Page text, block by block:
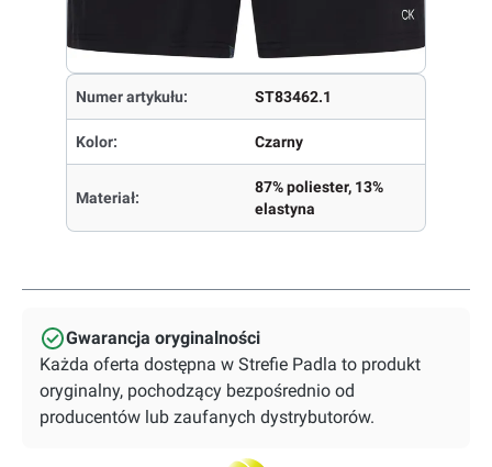
Numer artykułu: ST83462.1
Kolor: Czarny
Materiał:
87% poliester, 13%
elastyna
Gwarancja oryginalności
Każda oferta dostępna w Strefie Padla to produkt
oryginalny, pochodzący bezpośrednio od
producentów lub zaufanych dystrybutorów.